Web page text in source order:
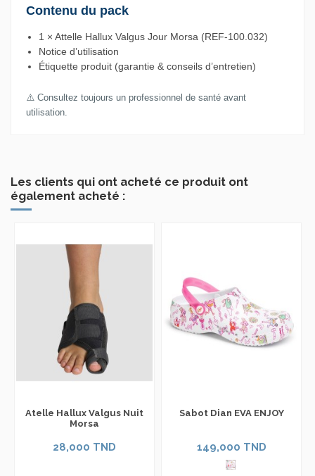
Contenu du pack
1 × Attelle Hallux Valgus Jour Morsa (REF-100.032)
Notice d’utilisation
Étiquette produit (garantie & conseils d’entretien)
⚠️ Consultez toujours un professionnel de santé avant
utilisation.
Les clients qui ont acheté ce produit ont
également acheté :
Atelle Hallux Valgus Nuit
Morsa
28,000 TND
Sabot Dian EVA ENJOY
149,000 TND